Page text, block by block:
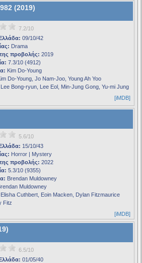
(2019)
7.2/10
09/10/42
Drama
προβολής: 2019
7.3/10 (4912)
Kim Do-Young
Do-Young, Jo Nam-Joo, Young Ah Yoo
Lee Bong-ryun, Lee Eol, Min-Jung Gong, Yu-mi Jung
[iMDB]
5.6/10
15/10/43
Horror | Mystery
προβολής: 2022
5.3/10 (9355)
Brendan Muldowney
Muldowney
Elisha Cuthbert, Eoin Macken, Dylan Fitzmaurice
Fitz
[iMDB]
6.5/10
01/05/40